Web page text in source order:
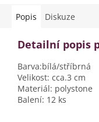
Popis Diskuze
Detailní popis
Barva:bílá/stříbrná
Velikost: cca.3 cm
Materiál: polystone
Balení: 12 ks